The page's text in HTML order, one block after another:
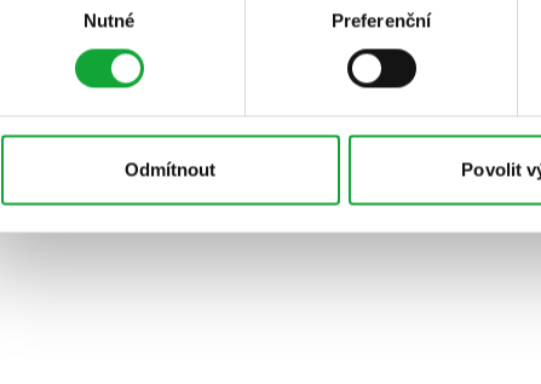
Nutné Preferenční
Odmítnout Povolit